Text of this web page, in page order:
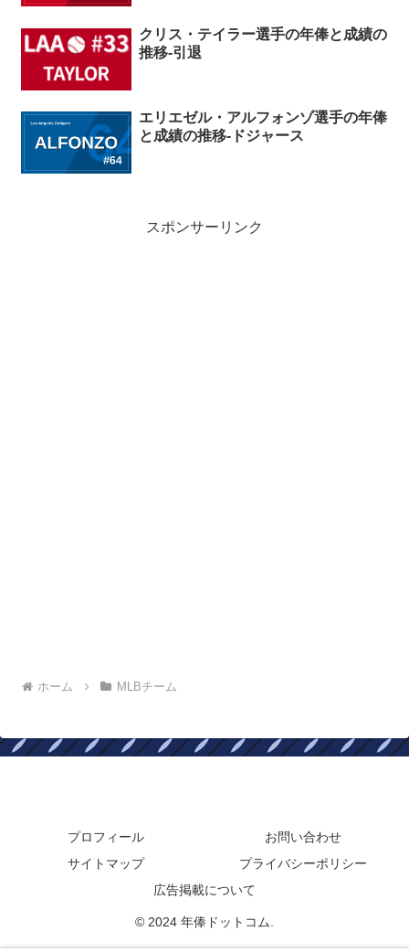
クリス・テイラー選手の年俸と成績の
推移-引退
エリエゼル・アルフォンゾ選手の年俸
と成績の推移-ドジャース
スポンサーリンク
ホーム MLBチーム
プロフィール
お問い合わせ
サイトマップ
プライバシーポリシー
広告掲載について
© 2024 年俸ドットコム.